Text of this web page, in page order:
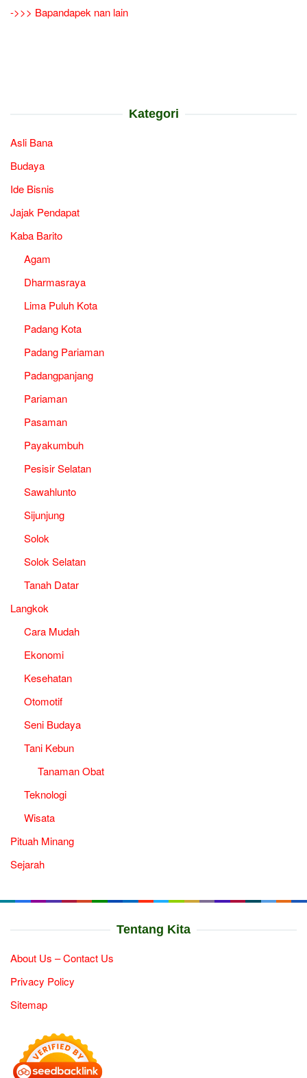
->>> Bapandapek nan lain
Kategori
Asli Bana
Budaya
Ide Bisnis
Jajak Pendapat
Kaba Barito
Agam
Dharmasraya
Lima Puluh Kota
Padang Kota
Padang Pariaman
Padangpanjang
Pariaman
Pasaman
Payakumbuh
Pesisir Selatan
Sawahlunto
Sijunjung
Solok
Solok Selatan
Tanah Datar
Langkok
Cara Mudah
Ekonomi
Kesehatan
Otomotif
Seni Budaya
Tani Kebun
Tanaman Obat
Teknologi
Wisata
Pituah Minang
Sejarah
Tentang Kita
About Us – Contact Us
Privacy Policy
Sitemap